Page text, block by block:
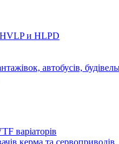
HVLP и HLPD
автобусів,
варіаторів
керма та сервоприводів